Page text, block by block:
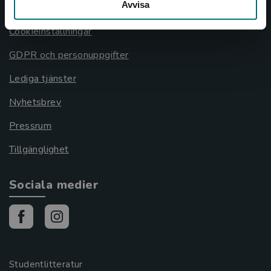
Avvisa
Cookieinställningar
GDPR och personuppgifter
Lediga tjänster
Nyhetsbrev
Pressrum
Tillgänglighet
Sociala medier
Studentlitteratur